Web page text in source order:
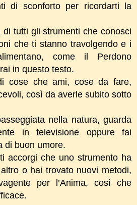
di sconforto per ricordarti la
di tutti gli strumenti che conosci
che ti stanno travolgendo e i
come il Perdono
in questo testo.
cose che ami, cose da fare,
così da averle subito sotto
nella natura, guarda
in televisione oppure fai
di buon umore.
accorgi che uno strumento ha
o hai trovato nuovi metodi,
per l’Anima, così che